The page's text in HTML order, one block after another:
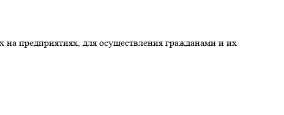
предприятиях, для осуществления гражданами и их